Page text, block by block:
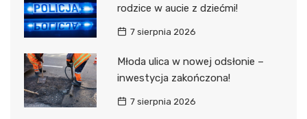
rodzice w aucie z dziećmi!
7 sierpnia 2026
Młoda ulica w nowej odsłonie –
inwestycja zakończona!
7 sierpnia 2026